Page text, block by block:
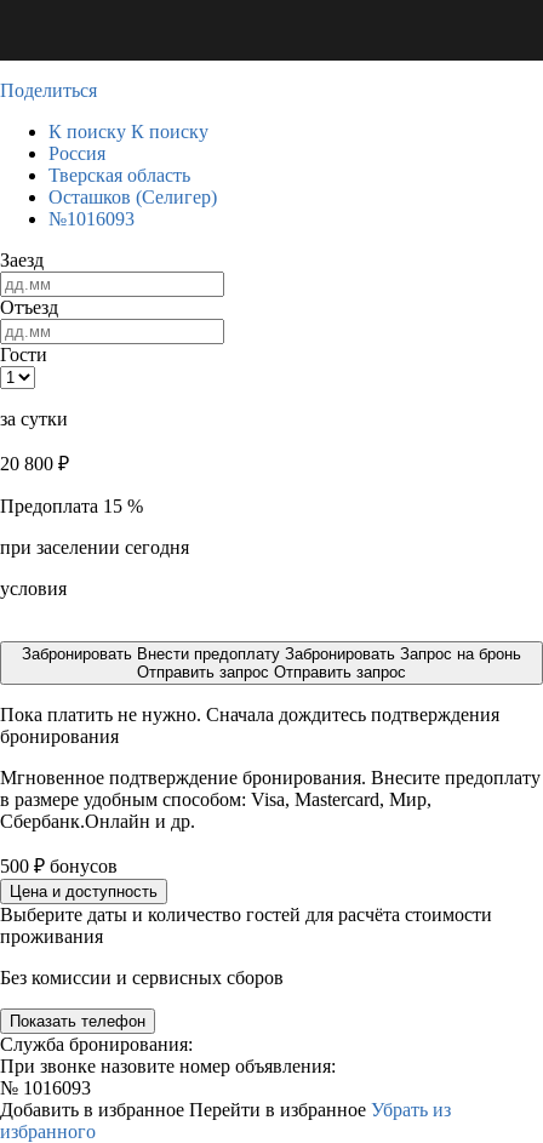
Поделиться
К поиску К поиску
Россия
Тверская область
Осташков (Селигер)
№1016093
Заезд
Отъезд
Гости
за сутки
20 800 ₽
Предоплата 15 %
при заселении сегодня
условия
Забронировать Внести предоплату Забронировать Запрос на бронь
Отправить запрос Отправить запрос
Пока платить не нужно. Сначала дождитесь подтверждения
бронирования
Мгновенное подтверждение бронирования. Внесите предоплату
в размере удобным способом: Visa, Mastercard, Мир,
Сбербанк.Онлайн и др.
500 ₽ бонусов
Цена и доступность
Выберите даты и количество гостей для расчёта стоимости
проживания
Без комиссии и сервисных сборов
Показать телефон
Служба бронирования:
При звонке назовите номер объявления:
№ 1016093
Добавить в избранное Перейти в избранное Убрать из
избранного